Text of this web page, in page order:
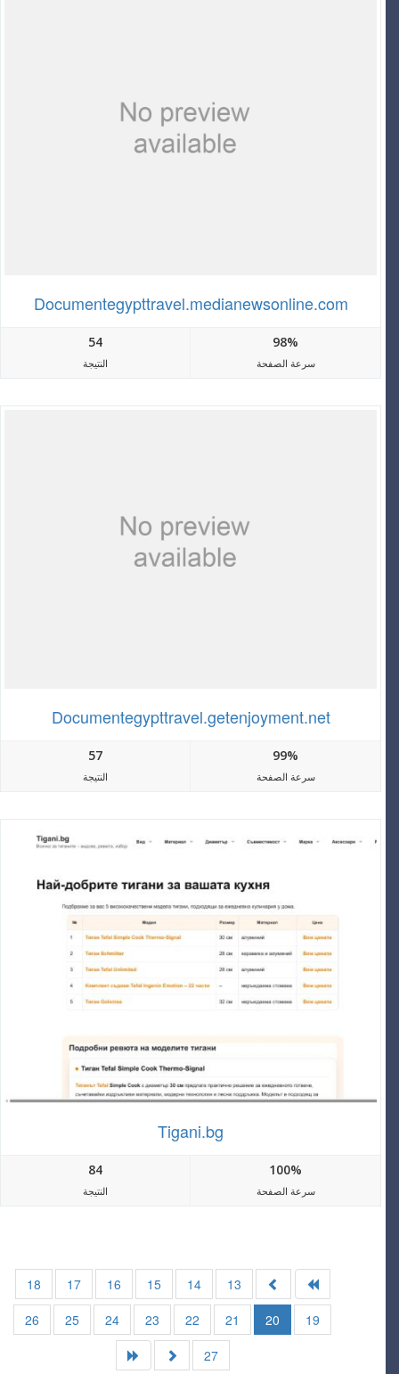
Documentegypttravel.medianewsonline.com
54
النتيجة
98%
سرعة الصفحة
Documentegypttravel.getenjoyment.net
57
النتيجة
99%
سرعة الصفحة
Tigani.bg
84
النتيجة
100%
سرعة الصفحة
13
14
15
16
17
18
24
25
27